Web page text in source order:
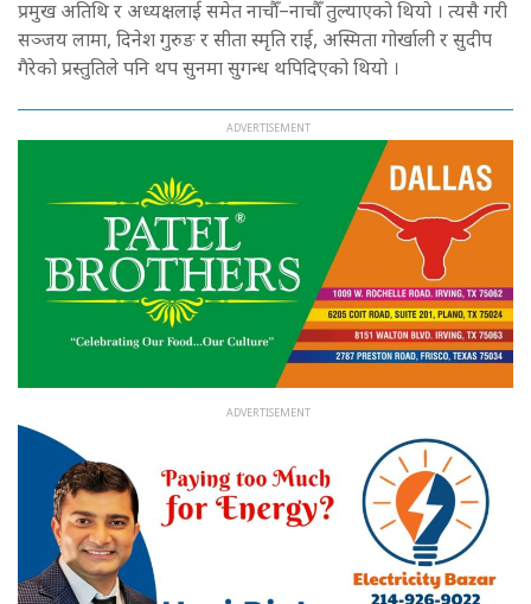
प्रमुख अतिथि र अध्यक्षलाई समेत नाचौँ–नाचौँ तुल्याएको थियो । त्यसै गरी
सञ्जय लामा, दिनेश गुरुङ र सीता स्मृति राई, अस्मिता गोर्खाली र सुदीप
गैरेको प्रस्तुतिले पनि थप सुनमा सुगन्ध थपिदिएको थियो ।